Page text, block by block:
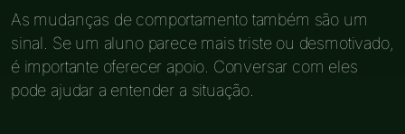
As mudanças de comportamento também são um
sinal. Se um aluno parece mais triste ou desmotivado,
é importante oferecer apoio. Conversar com eles
pode ajudar a entender a situação.